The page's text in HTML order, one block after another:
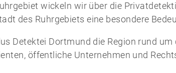
wickeln wir über die
des Ruhrgebiets eine besondere
Detektei Dortmund die Region rund um
öffentliche Unternehmen und